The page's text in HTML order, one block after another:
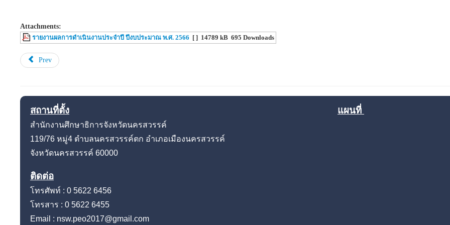
Attachments:
รายงานผลการดำเนินงานประจำปี ปีงบประมาณ พ.ศ. 2566 [ ] 14789 kB 695 Downloads
Prev
สถานที่ตั้ง
สำนักงานศึกษาธิการจังหวัดนครสวรรค์
119/76 หมู่4 ตำบลนครสวรรค์ตก อำเภอเมืองนครสวรรค์
จังหวัดนครสวรรค์ 60000
ติดต่อ
โทรศัพท์ : 0 5622 6456
โทรสาร : 0 5622 6455
Email : nsw.peo2017@gmail.com
แผนที่